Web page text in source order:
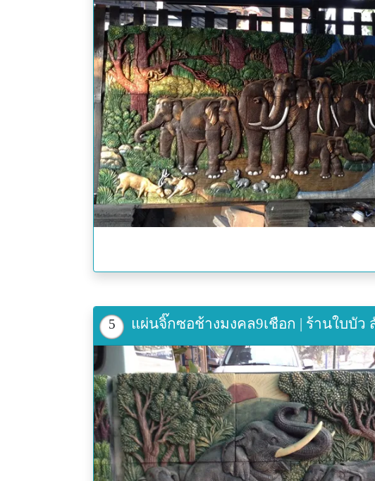
5 แผ่นจิ๊กซอช้างมงคล9เชือก | ร้านใบบั